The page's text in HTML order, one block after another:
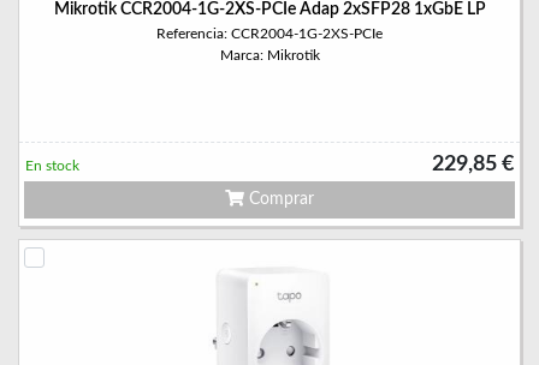
Mikrotik CCR2004-1G-2XS-PCIe Adap 2xSFP28 1xGbE LP
Referencia: CCR2004-1G-2XS-PCIe
Marca: Mikrotik
229,85 €
En stock
Comprar